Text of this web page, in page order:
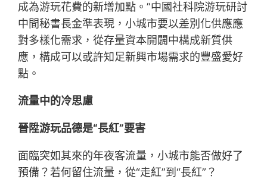
成為游玩花費的新增加點。”中國社科院游玩研討
中間秘書長金準表現，小城市要以差別化供應應
對多樣化需求，從存量資本開闢中構成新質供
應，構成可以或許知足新興市場需求的豐盛愛好
點。
流量中的冷思慮
晉陞游玩品德是“長紅”要害
面臨突如其來的年夜客流量，小城市能否做好了
預備？若何留住流量，從“走紅”到“長紅”？